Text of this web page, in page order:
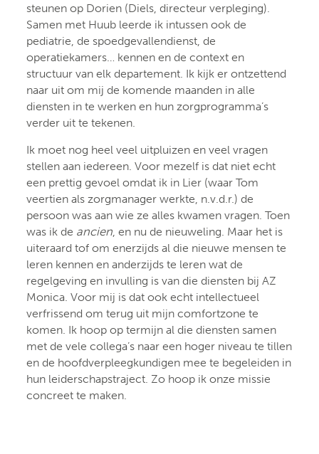
steunen op Dorien (Diels, directeur verpleging).
Samen met Huub leerde ik intussen ook de
pediatrie, de spoedgevallendienst, de
operatiekamers… kennen en de context en
structuur van elk departement. Ik kijk er ontzettend
naar uit om mij de komende maanden in alle
diensten in te werken en hun zorgprogramma’s
verder uit te tekenen.
Ik moet nog heel veel uitpluizen en veel vragen
stellen aan iedereen. Voor mezelf is dat niet echt
een prettig gevoel omdat ik in Lier (waar Tom
veertien als zorgmanager werkte, n.v.d.r.) de
persoon was aan wie ze alles kwamen vragen. Toen
was ik de ancien, en nu de nieuweling. Maar het is
uiteraard tof om enerzijds al die nieuwe mensen te
leren kennen en anderzijds te leren wat de
regelgeving en invulling is van die diensten bij AZ
Monica. Voor mij is dat ook echt intellectueel
verfrissend om terug uit mijn comfortzone te
komen. Ik hoop op termijn al die diensten samen
met de vele collega’s naar een hoger niveau te tillen
en de hoofdverpleegkundigen mee te begeleiden in
hun leiderschapstraject. Zo hoop ik onze missie
concreet te maken.